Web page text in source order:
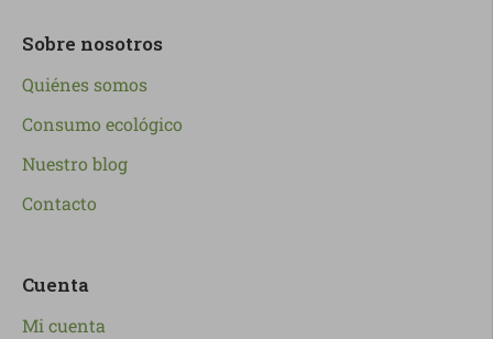
Sobre nosotros
Quiénes somos
Consumo ecológico
Nuestro blog
Contacto
Cuenta
Mi cuenta